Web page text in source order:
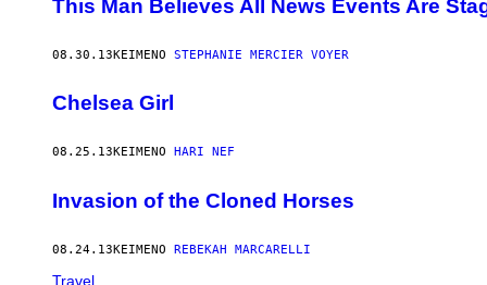
This Man Believes All News Events Are
08.30.13ΚΕΊΜΕΝΟ STEPHANIE MERCIER VOYER
Chelsea Girl
08.25.13ΚΕΊΜΕΝΟ HARI NEF
Invasion of the Cloned Horses
08.24.13ΚΕΊΜΕΝΟ REBEKAH MARCARELLI
Travel